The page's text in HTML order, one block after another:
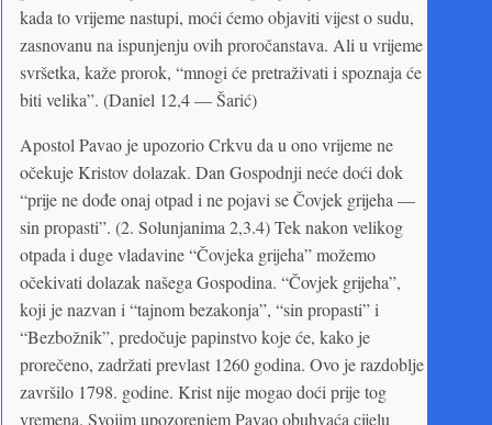
kada to vrijeme nastupi, moći ćemo objaviti vijest o sudu,
zasnovanu na ispunjenju ovih proročanstava. Ali u vrijeme
svršetka, kaže prorok, “mnogi će pretraživati i spoznaja će
biti velika”. (Daniel 12,4 — Šarić)
Apostol Pavao je upozorio Crkvu da u ono vrijeme ne
očekuje Kristov dolazak. Dan Gospodnji neće doći dok
“prije ne dođe onaj otpad i ne pojavi se Čovjek grijeha —
sin propasti”. (2. Solunjanima 2,3.4) Tek nakon velikog
otpada i duge vladavine “Čovjeka grijeha” možemo
očekivati dolazak našega Gospodina. “Čovjek grijeha”,
koji je nazvan i “tajnom bezakonja”, “sin propasti” i
“Bezbožnik”, predočuje papinstvo koje će, kako je
prorečeno, zadržati prevlast 1260 godina. Ovo je razdoblje
završilo 1798. godine. Krist nije mogao doći prije tog
vremena. Svojim upozorenjem Pavao obuhvaća cijelu